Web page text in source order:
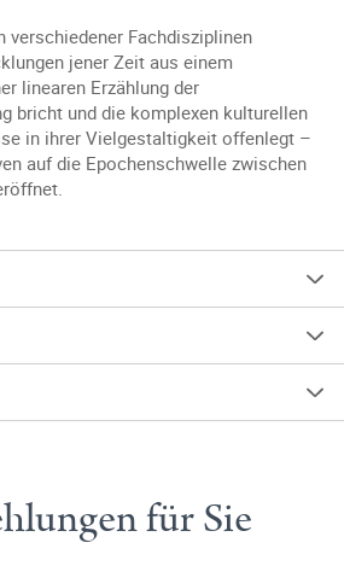
verschiedener Fachdisziplinen
jener Zeit aus einem
linearen Erzählung der
bricht und die komplexen kulturellen
in ihrer Vielgestaltigkeit offenlegt –
auf die Epochenschwelle zwischen
für Sie